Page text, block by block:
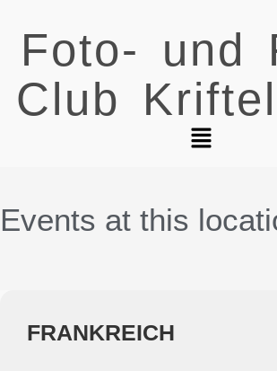
Foto- und
Club
Events at this
FRANKREICH